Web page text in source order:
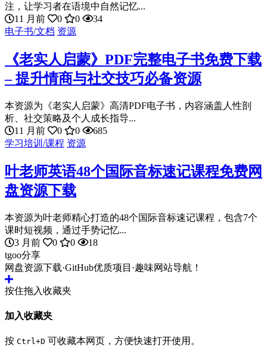
注，让学习者在语境中自然记忆...
11 月前
0 0
34
电子书/文档 资源
《老实人启蒙》PDF完整电子书免费下载
– 提升情商与社交技巧必备资源
本资源为《老实人启蒙》高清PDF电子书，内容涵盖人性剖
析、社交策略及个人成长指导...
11 月前
0 0
685
学习培训/课程 资源
叶老师英语48个国际音标速记课程免费网
盘资源下载
本资源为叶老师精心打造的48个国际音标速记课程，包含7个
课时短视频，通过手势记忆...
3 月前
0 0
18
tgoo分享
网盘资源下载·GitHub优质项目·趣味网站导航！
按住拖入收藏夹
加入收藏夹
按 Ctrl+D 可收藏本网页，方便快速打开使用。